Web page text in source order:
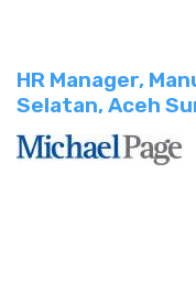
HR Manager,
Selatan, Aceh